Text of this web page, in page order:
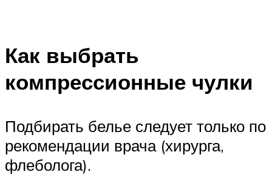
Как выбрать
компрессионные чулки
Подбирать белье следует только по
рекомендации врача (хирурга,
флеболога).